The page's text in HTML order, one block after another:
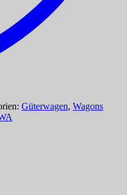
Güterwagen, Wagons